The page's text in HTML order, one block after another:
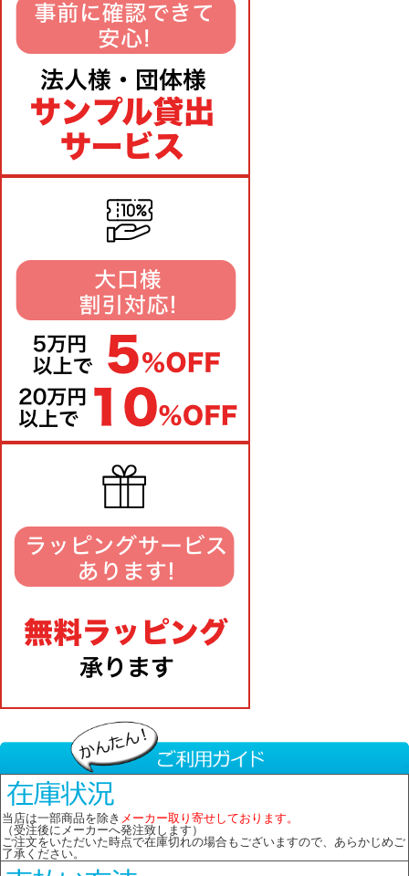
当店は一部商品を除き メーカー取り寄せしております。
（受注後にメーカーへ発注致します）
ご注文をいただいた時点で在庫切れの場合もございますので、あらかじめご
了承ください。